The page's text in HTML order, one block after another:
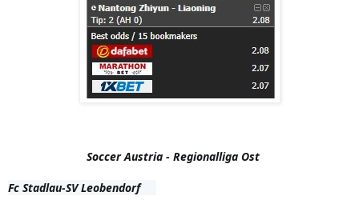
Soccer Austria - Regionalliga Ost
Fc Stadlau-SV Leobendorf